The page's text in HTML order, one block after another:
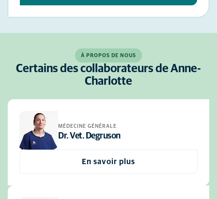
À PROPOS DE NOUS
Certains des collaborateurs de Anne-
Charlotte
MÉDECINE GÉNÉRALE
Dr. Vet. Degruson
En savoir plus